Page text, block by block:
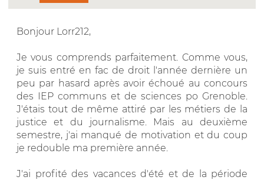
Bonjour Lorr212,
Je vous comprends parfaitement. Comme vous,
je suis entré en fac de droit l'année dernière un
peu par hasard après avoir échoué au concours
des IEP communs et de sciences po Grenoble.
J'étais tout de même attiré par les métiers de la
justice et du journalisme. Mais au deuxième
semestre, j'ai manqué de motivation et du coup
je redouble ma première année.
J'ai profité des vacances d'été et de la période